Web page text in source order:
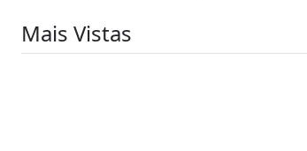
Mais Vistas